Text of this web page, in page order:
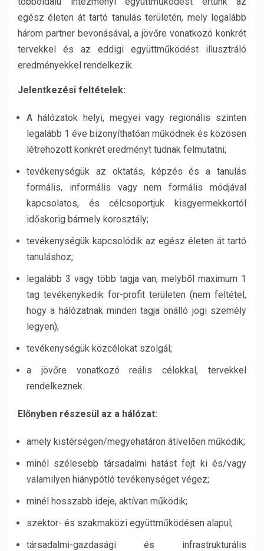
egész életen át tartó tanulás területén, mely legalább
három partner bevonásával, a jövőre vonatkozó konkrét
tervekkel és az eddigi együttműködést illusztráló
eredményekkel rendelkezik.
Jelentkezési feltételek:
A hálózatok helyi, megyei vagy regionális szinten
legalább 1 éve bizonyíthatóan működnek és közösen
létrehozott konkrét eredményt tudnak felmutatni;
tevékenységük az oktatás, képzés és a tanulás
formális, informális vagy nem formális módjával
kapcsolatos, és célcsoportjuk kisgyermekkortól
időskorig bármely korosztály;
tevékenységük kapcsolódik az egész életen át tartó
tanuláshoz;
legalább 3 vagy több tagja van, melyből maximum 1
tag tevékenykedik for-profit területen (nem feltétel,
hogy a hálózatnak minden tagja önálló jogi személy
legyen);
tevékenységük közcélokat szolgál;
a jövőre vonatkozó reális célokkal, tervekkel
rendelkeznek.
Előnyben részesül az a hálózat:
amely kistérségen/megyehatáron átívelően működik;
minél szélesebb társadalmi hatást fejt ki és/vagy
valamilyen hiánypótló tevékenységet végez;
minél hosszabb ideje, aktívan működik;
szektor- és szakmaközi együttműködésen alapul;
társadalmi-gazdasági és infrastrukturális